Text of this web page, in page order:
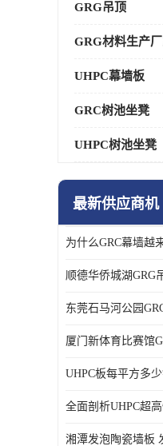
GRG吊顶
GRG材料生产
UHPC幕墙板
GRC树池坐凳
UHPC树池坐凳
最新供应商机